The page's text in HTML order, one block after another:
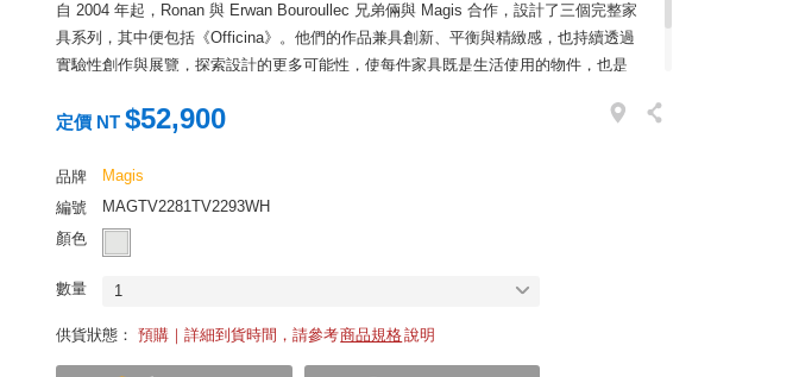
自 2004 年起，Ronan 與 Erwan Bouroullec 兄弟倆與 Magis 合作，設計了三個完整家
具系列，其中便包括《Officina》。他們的作品兼具創新、平衡與精緻感，也持續透過
實驗性創作與展覽，探索設計的更多可能性，使每件家具既是生活使用的物件，也是
定價 NT $52,900
品牌
Magis
編號
MAGTV2281TV2293WH
顏色
數量 1
供貨狀態： 預購｜詳細到貨時間，請參考商品規格說明